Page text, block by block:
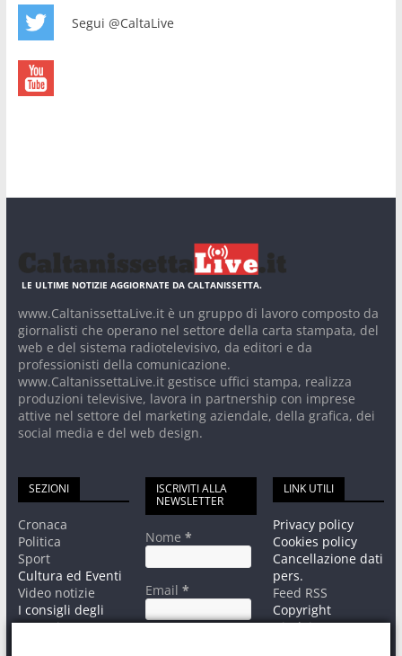
Segui @CaltaLive
LE ULTIME NOTIZIE AGGIORNATE DA CALTANISSETTA.
www.CaltanissettaLive.it è un gruppo di lavoro composto da
giornalisti che operano nel settore della carta stampata, del
web e del sistema radiotelevisivo, da editori e da
professionisti della comunicazione.
www.CaltanissettaLive.it gestisce uffici stampa, realizza
produzioni televisive, lavora in partnership con imprese
attive nel settore del marketing aziendale, della grafica, dei
social media e del web design.
SEZIONI
Cronaca
Politica
Sport
Cultura ed Eventi
Video notizie
I consigli degli
esperti
ISCRIVITI ALLA
NEWSLETTER
Nome*
Email*
LINK UTILI
Privacy policy
Cookies policy
Cancellazione dati
pers.
Feed RSS
Copyright
Disclaimer